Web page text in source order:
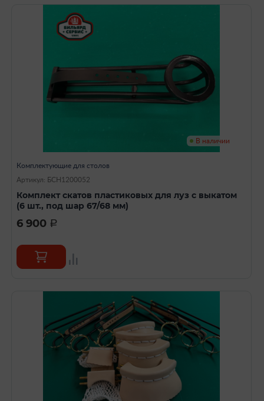
В наличии
Комплектующие для столов
Артикул: БСН1200052
Комплект скатов пластиковых для луз с выкатом
(6 шт., под шар 67/68 мм)
6 900 a